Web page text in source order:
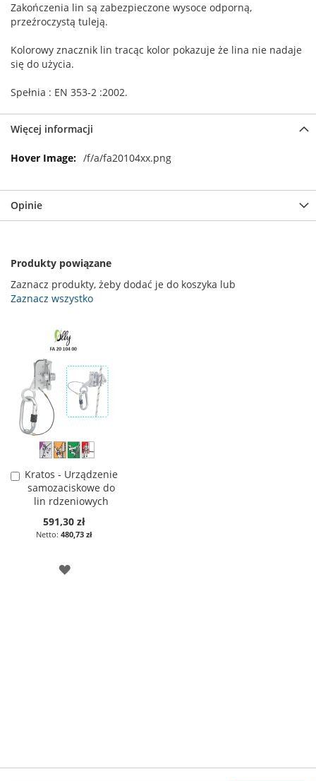
Zakończenia lin są zabezpieczone wysoce odporną,
przeźroczystą tuleją.
Kolorowy znacznik lin tracąc kolor pokazuje że lina nie nadaje
się do użycia.
Spełnia : EN 353-2 :2002.
Więcej informacji
Więcej
/f/a/fa20104xx.png
Opinie
Produkty powiązane
Zaznacz produkty, żeby dodać je do koszyka lub
Zaznacz wszystko
Kratos - Urządzenie
samozaciskowe do
lin rdzeniowych
poliestrowych o
średnicy 12 mm
591,30 zł
480,73 zł
Dodaj
do
koszyka
DODAJ